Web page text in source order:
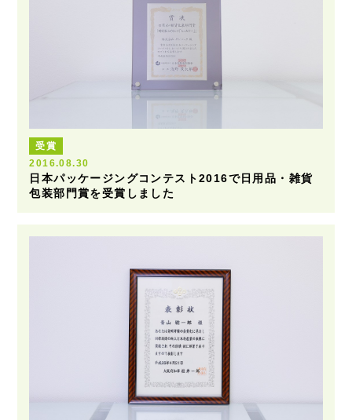
受賞
2016.08.30
日本パッケージングコンテスト2016で日用品・雑貨
包装部門賞を受賞しました